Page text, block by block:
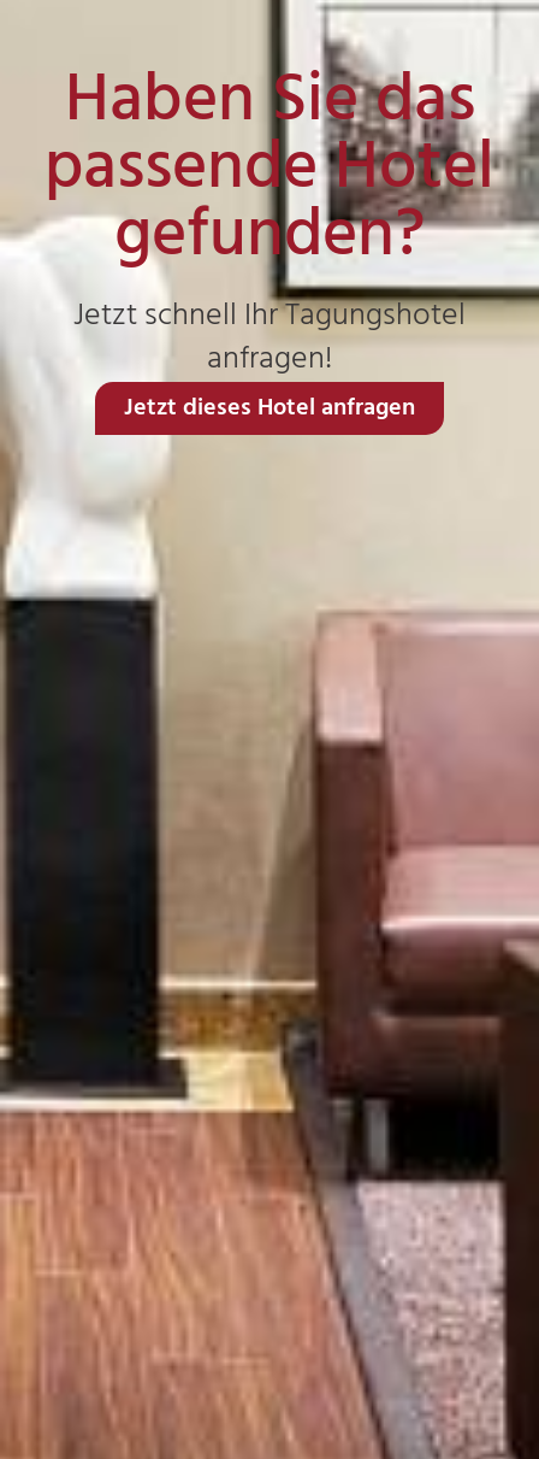
Haben Sie das
passende Hotel
gefunden?
Jetzt schnell Ihr Tagungshotel
anfragen!
Jetzt dieses Hotel anfragen